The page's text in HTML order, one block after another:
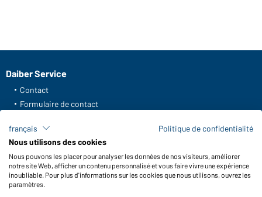
Daiber Service
Contact
Formulaire de contact
FAQ / Manuel d' utilisation
Vérifier le stock
Reporting system according to whistleblower protection act
Fonctions et entretien
français
Politique de confidentialité
Nous utilisons des cookies
Nous pouvons les placer pour analyser les données de nos visiteurs, améliorer
notre site Web, afficher un contenu personnalisé et vous faire vivre une expérience
inoubliable. Pour plus d'informations sur les cookies que nous utilisons, ouvrez les
paramètres.